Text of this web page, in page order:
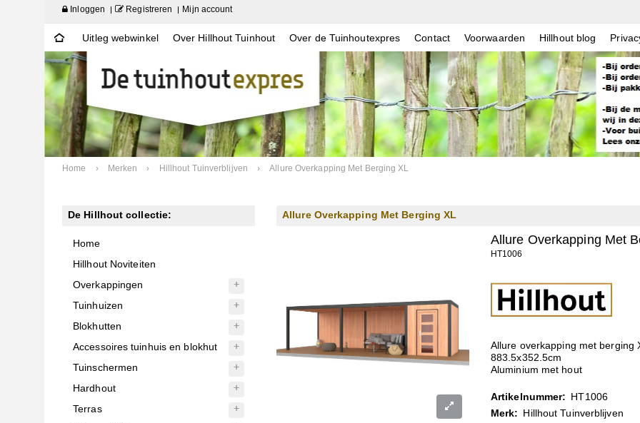
Inloggen Registreren Mijn account
Uitleg webwinkel Over Hillhout Tuinhout Over de Tuinhoutexpres Contact Voorwaarden Hillhout blog
Home › Merken › Hillhout Tuinverblijven › Allure Overkapping Met Berging XL
De Hillhout collectie:
Home
Hillhout Noviteiten
Overkappingen
Tuinhuizen
Blokhutten
Accessoires tuinhuis en blokhut
Tuinschermen
Hardhout
Terras
Allure Overkapping Met Berging XL
Allure Overkapping Met
HT1006
Allure overkapping met berging
883.5x352.5cm
Aluminium met hout
Artikelnummer: HT1006
Merk: Hillhout Tuinverblijven